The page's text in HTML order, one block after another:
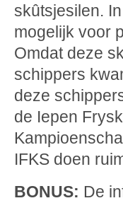
skûtsjesilen.
mogelijk voor
Omdat deze
schippers
deze
de Iepen
IFKS doen
BONUS: De